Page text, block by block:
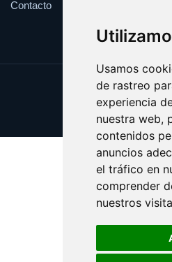
Usamos
de rastreo
experiencia
nuestra web,
contenidos
anuncios
el tráfico en
comprender
nuestros
Contacto
Update cookies
Copyright © 2025